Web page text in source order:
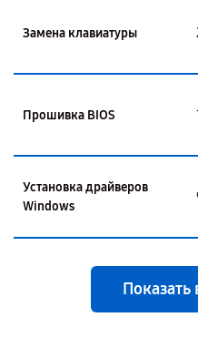
Замена клавиатуры
Прошивка BIOS
Установка драйверов
Windows
Показать